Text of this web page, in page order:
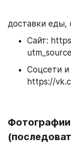
доставки еды,
Сайт:
Соцсети
https://